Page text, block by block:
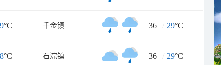
°C 千金镇 36 / 29°C
°C 石淙镇 36 / 29°C